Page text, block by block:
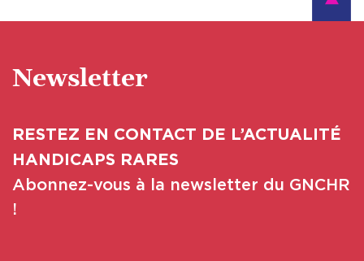
Newsletter
RESTEZ EN CONTACT DE L’ACTUALITÉ
HANDICAPS RARES
Abonnez-vous à la newsletter du GNCHR
!